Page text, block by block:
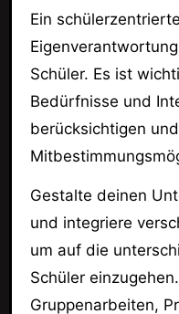
Ein
Schüler. Es ist
Bedürfnisse und
berücksichtigen
Gestalte deinen
und integriere
um auf die
Schüler
Gruppenarbeiten,